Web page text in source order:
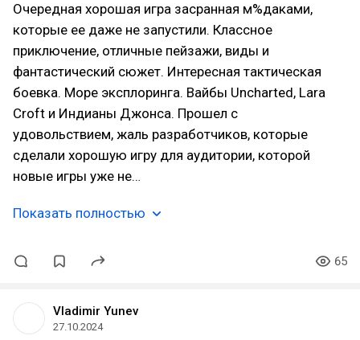
Очередная хорошая игра засранная м%даками,
которые ее даже не запустили. Классное
приключение, отличные пейзажи, виды и
фантастический сюжет. Интересная тактическая
боевка. Море эксплоринга. Вайбы Uncharted, Lara
Croft и Индианы Джонса. Прошел с
удовольствием, жаль разработчиков, которые
сделали хорошую игру для аудитории, которой
новые игры уже не…
Показать полностью
65
Vladimir Yunev
27.10.2024